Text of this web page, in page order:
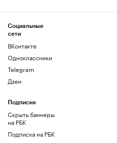
Социальные
сети
ВКонтакте
Одноклассники
Telegram
Дзен
Подписки
Скрыть баннеры
на РБК
Подписка на РБК